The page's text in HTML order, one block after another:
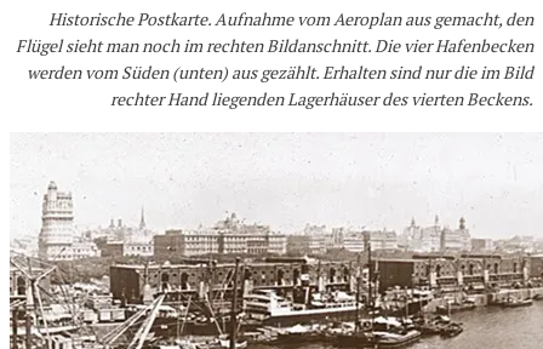
Historische Postkarte. Aufnahme vom Aeroplan aus gemacht, den
Flügel sieht man noch im rechten Bildanschnitt. Die vier Hafenbecken
werden vom Süden (unten) aus gezählt. Erhalten sind nur die im Bild
rechter Hand liegenden Lagerhäuser des vierten Beckens.